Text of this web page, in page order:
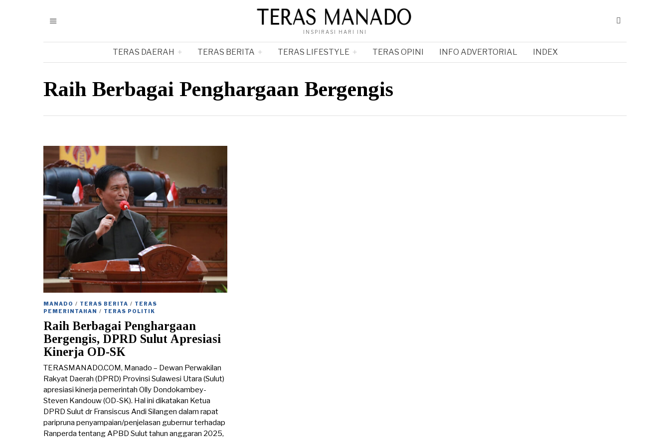
INSPIRASI HARI INI
TERAS DAERAH TERAS BERITA TERAS LIFESTYLE TERAS OPINI INFO ADVERTORIAL INDEX
Raih Berbagai Penghargaan Bergengis
MANADO / TERAS BERITA / TERAS
PEMERINTAHAN / TERAS POLITIK
Raih Berbagai Penghargaan
Bergengis, DPRD Sulut Apresiasi
Kinerja OD-SK
TERASMANADO.COM, Manado – Dewan Perwakilan
Rakyat Daerah (DPRD) Provinsi Sulawesi Utara (Sulut)
apresiasi kinerja pemerintah Olly Dondokambey-
Steven Kandouw (OD-SK). Hal ini dikatakan Ketua
DPRD Sulut dr Fransiscus Andi Silangen dalam rapat
paripruna penyampaian/penjelasan gubernur terhadap
Ranperda tentang APBD Sulut tahun anggaran 2025,